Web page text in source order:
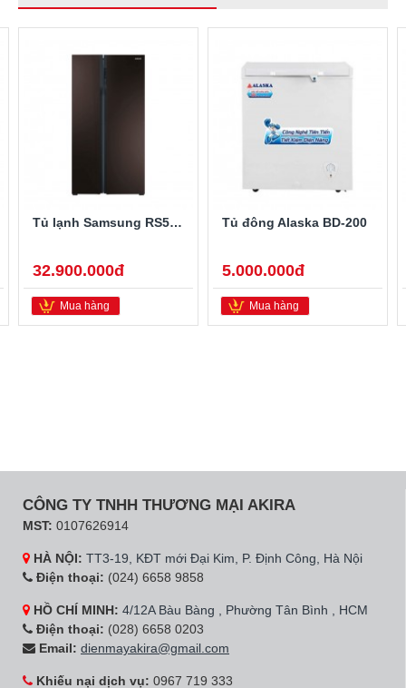
Tủ lạnh Samsung RS552NRUA9M/SV 548 lít
32.900.000đ
Mua hàng
Tủ đông Alaska BD-200
5.000.000đ
Mua hàng
CÔNG TY TNHH THƯƠNG MẠI AKIRA
MST: 0107626914
HÀ NỘI: TT3-19, KĐT mới Đại Kim, P. Định Công, Hà Nội
Điện thoại: (024) 6658 9858
HỒ CHÍ MINH: 4/12A Bàu Bàng , Phường Tân Bình , HCM
Điện thoại: (028) 6658 0203
Email: dienmayakira@gmail.com
Khiếu nại dịch vụ: 0967 719 333